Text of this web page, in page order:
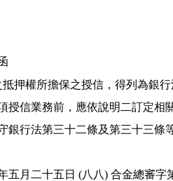
押權所擔保之授信，得列為銀行
項授信業務前，應依說明二訂定相
守銀行法第三十二條及第三十三條
五月二十五日 (八八) 合金總審字